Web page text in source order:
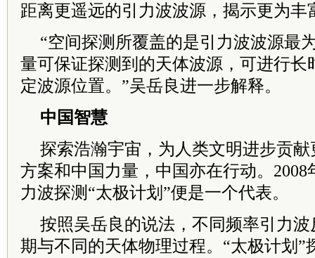
距离更遥远的引力波波源，揭示更为丰
“空间探测所覆盖的是引力波波源最
量可保证探测到的天体波源，可进行长
定波源位置。”吴岳良进一步解释。
中国智慧
探索浩瀚宇宙，为人类文明进步贡
方案和中国力量，中国亦在行动。
力波探测“太极计划”便是一个代表。
按照吴岳良的说法，不同频率引力
期与不同的天体物理过程。“太极计划”